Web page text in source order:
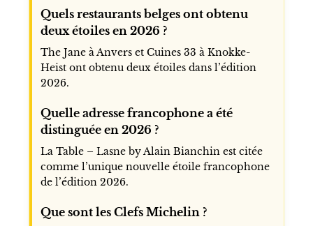
Quels restaurants belges ont obtenu
deux étoiles en 2026 ?
The Jane à Anvers et Cuines 33 à Knokke-
Heist ont obtenu deux étoiles dans l’édition
2026.
Quelle adresse francophone a été
distinguée en 2026 ?
La Table – Lasne by Alain Bianchin est citée
comme l’unique nouvelle étoile francophone
de l’édition 2026.
Que sont les Clefs Michelin ?